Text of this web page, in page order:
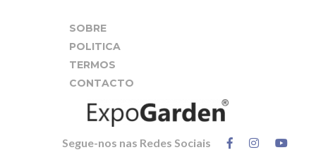
SOBRE
POLITICA
TERMOS
CONTACTO
Segue-nos nas Redes Sociais